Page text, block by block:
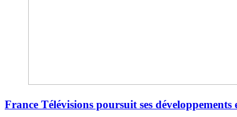
France Télévisions poursuit ses